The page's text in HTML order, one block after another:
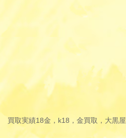
買取実績18金，k18，金買取，大黒屋